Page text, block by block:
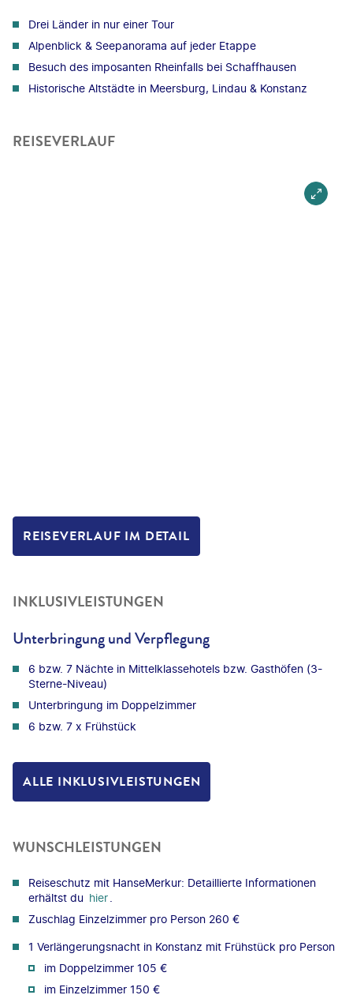
Drei Länder in nur einer Tour
Alpenblick & Seepanorama auf jeder Etappe
Besuch des imposanten Rheinfalls bei Schaffhausen
Historische Altstädte in Meersburg, Lindau & Konstanz
REISEVERLAUF
REISEVERLAUF IM DETAIL
INKLUSIVLEISTUNGEN
Unterbringung und Verpflegung
6 bzw. 7 Nächte in Mittelklassehotels bzw. Gasthöfen (3-
Sterne-Niveau)
Unterbringung im Doppelzimmer
6 bzw. 7 x Frühstück
ALLE INKLUSIVLEISTUNGEN
WUNSCHLEISTUNGEN
Reiseschutz mit HanseMerkur: Detaillierte Informationen
erhältst du hier
Zuschlag Einzelzimmer pro Person 260 €
1 Verlängerungsnacht in Konstanz mit Frühstück pro Person
im Doppelzimmer 105 €
im Einzelzimmer 150 €